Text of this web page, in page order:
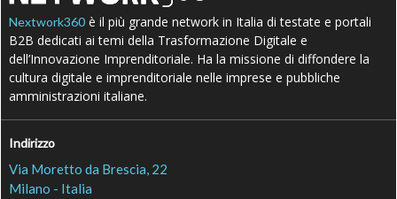
Nextwork360 è il più grande network in Italia di testate e portali
B2B dedicati ai temi della Trasformazione Digitale e
dell’Innovazione Imprenditoriale. Ha la missione di diffondere la
cultura digitale e imprenditoriale nelle imprese e pubbliche
amministrazioni italiane.
Indirizzo
Via Moretto da Brescia, 22
Milano - Italia